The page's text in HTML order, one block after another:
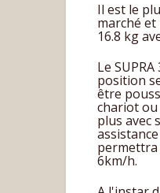
Il est le
marché et
16.8 kg
Le SUPRA
position
être
chariot ou
plus avec
6km/h.